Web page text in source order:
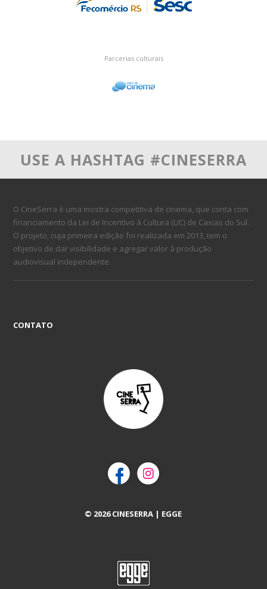
Parcerias culturais
USE A HASHTAG #CINESERRA
O CineSerra é uma mostra competitiva de cinema, que conta com
financiamento da Lei de Incentivo à Cultura (LIC) de Caxias do Sul.
O projeto, cuja primeira edição foi realizada em 2013, tem o
objetivo de dar visibilidade e agregar valor à produção
audiovisual independente.
CONTATO
© 2026 CINESERRA | EGGE